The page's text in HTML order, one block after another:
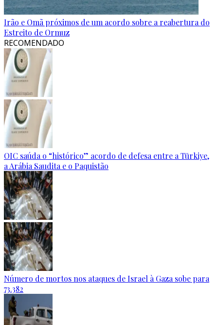
Irão e Omã próximos de um acordo sobre a reabertura do
Estreito de Ormuz
RECOMENDADO
OIC saúda o “histórico” acordo de defesa entre a Türkiye,
a Arábia Saudita e o Paquistão
Número de mortos nos ataques de Israel à Gaza sobe para
73.382